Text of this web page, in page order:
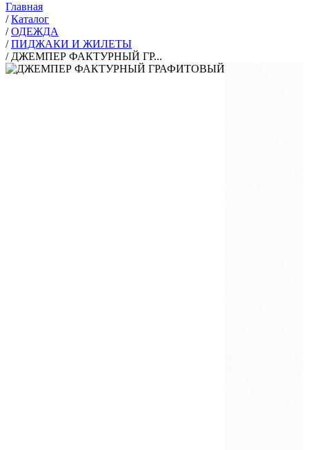
Главная
/ Каталог
/ ОДЕЖДА
/ ПИДЖАКИ И ЖИЛЕТЫ
/ ДЖЕМПЕР ФАКТУРНЫЙ ГР...